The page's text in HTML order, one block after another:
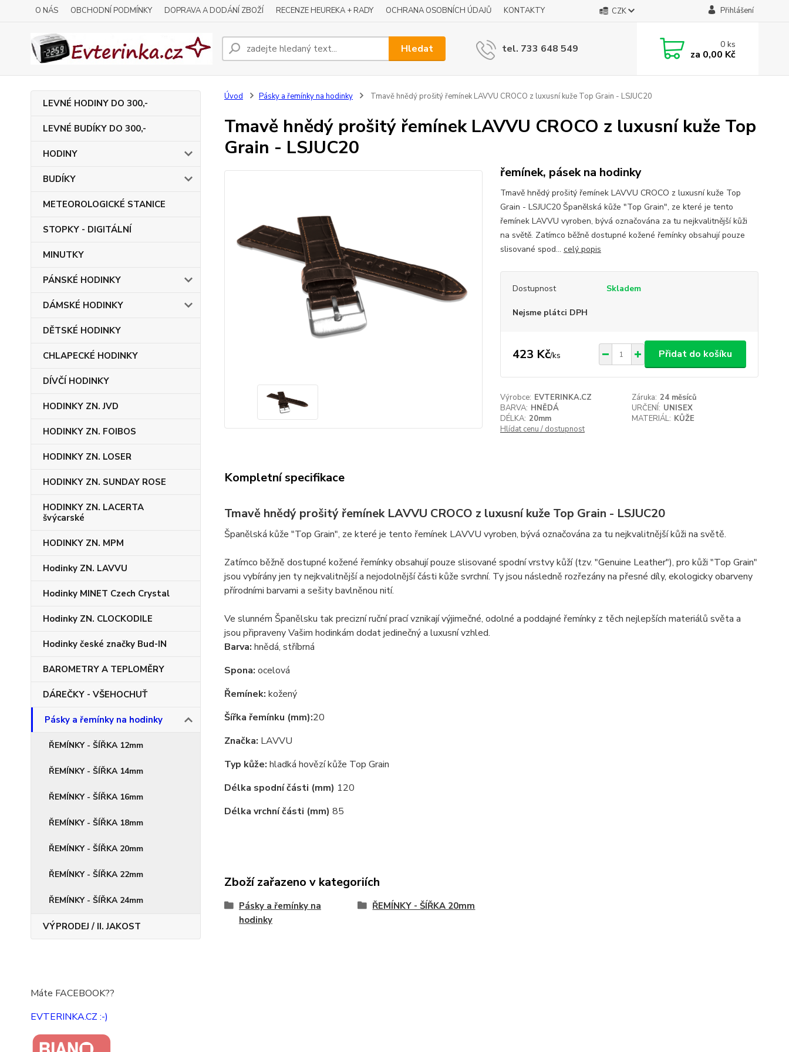
O NÁS OBCHODNÍ PODMÍNKY DOPRAVA A DODÁNÍ ZBOŽÍ RECENZE HEUREKA + RADY OCHRANA OSOBNÍCH ÚDAJŮ KONTAKTY CZK Přihlášení
Hledat tel. 733 648 549 0ks
za 0,00 Kč
LEVNÉ HODINY DO 300,-
LEVNÉ BUDÍKY DO 300,-
HODINY
BUDÍKY
METEOROLOGICKÉ STANICE
STOPKY - DIGITÁLNÍ
MINUTKY
PÁNSKÉ HODINKY
DÁMSKÉ HODINKY
DĚTSKÉ HODINKY
CHLAPECKÉ HODINKY
DÍVČÍ HODINKY
HODINKY ZN. JVD
HODINKY ZN. FOIBOS
HODINKY ZN. LOSER
HODINKY ZN. SUNDAY ROSE
HODINKY ZN. LACERTA
švýcarské
HODINKY ZN. MPM
Hodinky ZN. LAVVU
Hodinky MINET Czech Crystal
Hodinky ZN. CLOCKODILE
Hodinky české značky Bud-IN
BAROMETRY A TEPLOMĚRY
DÁREČKY - VŠEHOCHUŤ
Pásky a řemínky na hodinky
ŘEMÍNKY - ŠÍŘKA 12mm
ŘEMÍNKY - ŠÍŘKA 14mm
ŘEMÍNKY - ŠÍŘKA 16mm
ŘEMÍNKY - ŠÍŘKA 18mm
ŘEMÍNKY - ŠÍŘKA 20mm
ŘEMÍNKY - ŠÍŘKA 22mm
ŘEMÍNKY - ŠÍŘKA 24mm
VÝPRODEJ / II. JAKOST
Máte FACEBOOK??
EVTERINKA.CZ :-)
Úvod Pásky a řemínky na hodinky Tmavě hnědý prošitý řemínek LAVVU CROCO z luxusní kuže Top Grain - LSJUC20
Tmavě hnědý prošitý řemínek LAVVU CROCO z luxusní kuže Top
Grain - LSJUC20
řemínek, pásek na hodinky
Tmavě hnědý prošitý řemínek LAVVU CROCO z luxusní kuže Top
Grain - LSJUC20 Španělská kůže "Top Grain", ze které je tento
řemínek LAVVU vyroben, bývá označována za tu nejkvalitnější kůži
na světě. Zatímco běžně dostupné kožené řemínky obsahují pouze
slisované spod... celý popis
Dostupnost Skladem
Nejsme plátci DPH
423 Kč/ks Přidat do košíku
Výrobce: EVTERINKA.CZ Záruka: 24 měsíců
BARVA: HNĚDÁ URČENÍ: UNISEX
DÉLKA: 20mm MATERIÁL: KŮŽE
Hlídat cenu / dostupnost
Kompletní specifikace
Tmavě hnědý prošitý řemínek LAVVU CROCO z luxusní kuže Top Grain - LSJUC20
Španělská kůže "Top Grain", ze které je tento řemínek LAVVU vyroben, bývá označována za tu nejkvalitnější kůži na světě.
Zatímco běžně dostupné kožené řemínky obsahují pouze slisované spodní vrstvy kůží (tzv. "Genuine Leather"), pro kůži "Top Grain"
jsou vybírány jen ty nejkvalitnější a nejodolnější části kůže svrchní. Ty jsou následně rozřezány na přesné díly, ekologicky obarveny
přírodními barvami a sešity bavlněnou nití.
Ve slunném Španělsku tak precizní ruční prací vznikají výjimečné, odolné a poddajné řemínky z těch nejlepších materiálů světa a
jsou připraveny Vašim hodinkám dodat jedinečný a luxusní vzhled.
Barva: hnědá, stříbrná
Spona: ocelová
Řemínek: kožený
Šířka řemínku (mm):20
Značka: LAVVU
Typ kůže: hladká hovězí kůže Top Grain
Délka spodní části (mm) 120
Délka vrchní části (mm) 85
Zboží zařazeno v kategoriích
Pásky a řemínky na
hodinky
ŘEMÍNKY - ŠÍŘKA 20mm